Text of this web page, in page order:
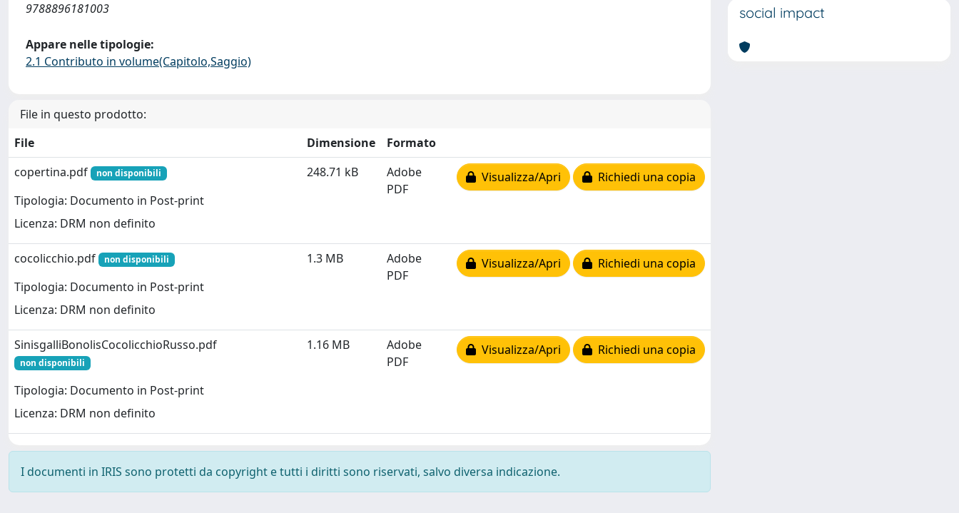
9788896181003
Appare nelle tipologie:
2.1 Contributo in volume(Capitolo,Saggio)
File in questo prodotto:
File
Dimensione
Formato
copertina.pdf
non disponibili
Tipologia: Documento in Post-print
Licenza: DRM non definito
248.71 kB
Adobe
PDF
Visualizza/Apri Richiedi una copia
cocolicchio.pdf non disponibili
Tipologia: Documento in Post-print
Licenza: DRM non definito
1.3 MB
Adobe
PDF
Visualizza/Apri Richiedi una copia
SinisgalliBonolisCocolicchioRusso.pdf
non disponibili
Tipologia: Documento in Post-print
Licenza: DRM non definito
1.16 MB
Adobe
PDF
Visualizza/Apri Richiedi una copia
I documenti in IRIS sono protetti da copyright e tutti i diritti sono riservati, salvo diversa indicazione.
social impact